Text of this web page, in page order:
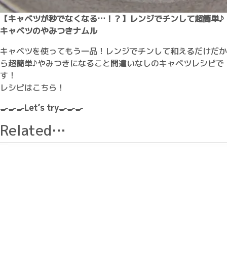
【キャベツが秒でなくなる…！？】レンジでチンして超簡単♪
キャベツのやみつきナムル
キャベツを使ってもう一品！レンジでチンして和えるだけだか
ら超簡単♪やみつきになること間違いなしのキャベツレシピで
す！
レシピはこちら！
🍳🍳🍳Let’s try🍳🍳🍳
Related…